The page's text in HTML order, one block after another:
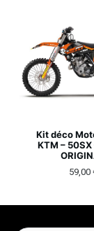
Kit déco
KTM – 50SX
59,00